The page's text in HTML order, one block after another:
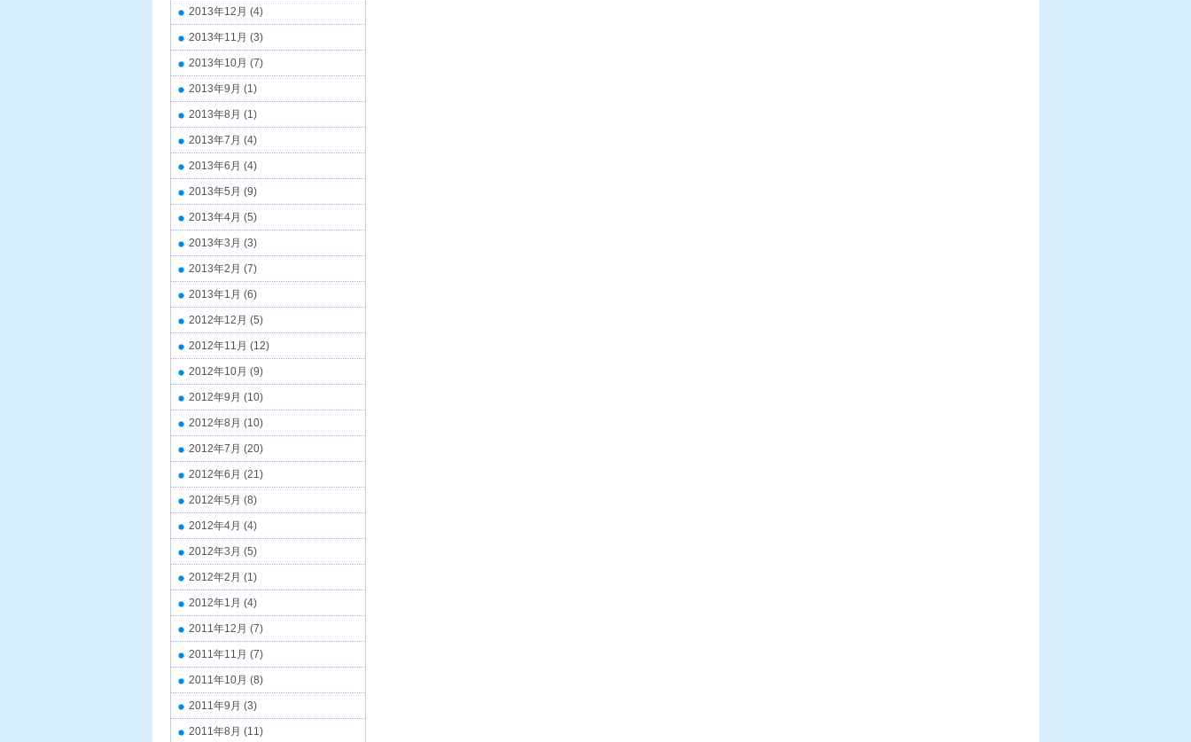
2013年12月 (4)
2013年11月 (3)
2013年10月 (7)
2013年9月 (1)
2013年8月 (1)
2013年7月 (4)
2013年6月 (4)
2013年5月 (9)
2013年4月 (5)
2013年3月 (3)
2013年2月 (7)
2013年1月 (6)
2012年12月 (5)
2012年11月 (12)
2012年10月 (9)
2012年9月 (10)
2012年8月 (10)
2012年7月 (20)
2012年6月 (21)
2012年5月 (8)
2012年4月 (4)
2012年3月 (5)
2012年2月 (1)
2012年1月 (4)
2011年12月 (7)
2011年11月 (7)
2011年10月 (8)
2011年9月 (3)
2011年8月 (11)